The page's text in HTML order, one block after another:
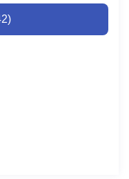
动组织方面的实践经
与管理、教务工作流